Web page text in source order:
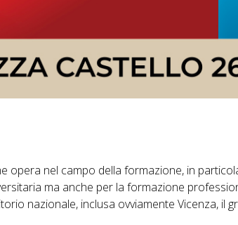
opera nel campo della formazione, in
ma anche per la formazione
nazionale, inclusa ovviamente Vicenza, il